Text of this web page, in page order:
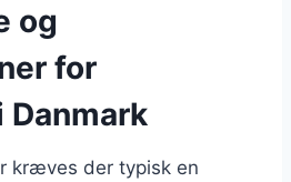
og
for
kræves der typisk en